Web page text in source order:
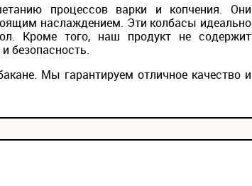
процессов варки и копчения. Они
наслаждением. Эти колбасы идеально
Кроме того, наш продукт не содержит
безопасность.
Мы гарантируем отличное качество и